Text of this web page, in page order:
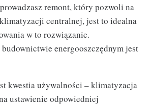
remont, który pozwoli na
centralnej, jest to idealna
w to rozwiązanie.
energooszczędnym jest
kwestia używalności – klimatyzacja
ustawienie odpowiedniej